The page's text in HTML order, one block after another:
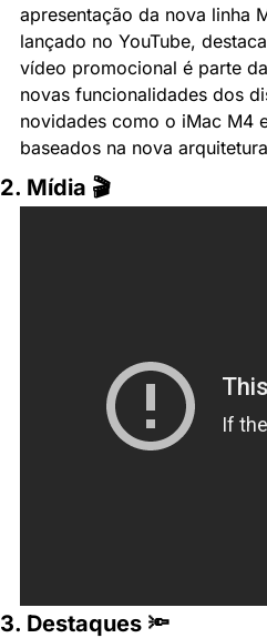
apresentação da nova linha
lançado no YouTube,
vídeo promocional é parte
novas funcionalidades dos
novidades como o iMac M4
baseados na nova
2. Mídia 🎬
3. Destaques 🔦